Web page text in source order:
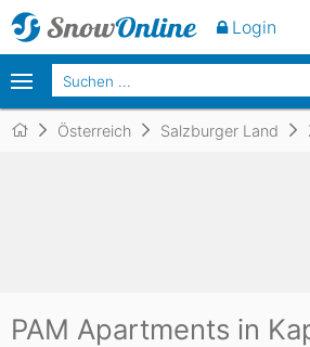
Österreich Salzburger Land
PAM Apartments in
anfragen Login